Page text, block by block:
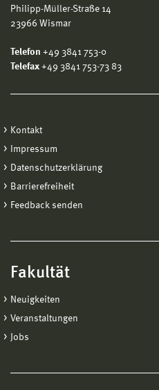
Philipp-Müller-Straße 14
23966 Wismar
Telefon +49 3841 753-0
Telefax +49 3841 753-73 83
Kontakt
Impressum
Datenschutzerklärung
Barrierefreiheit
Feedback senden
Fakultät
Neuigkeiten
Veranstaltungen
Jobs